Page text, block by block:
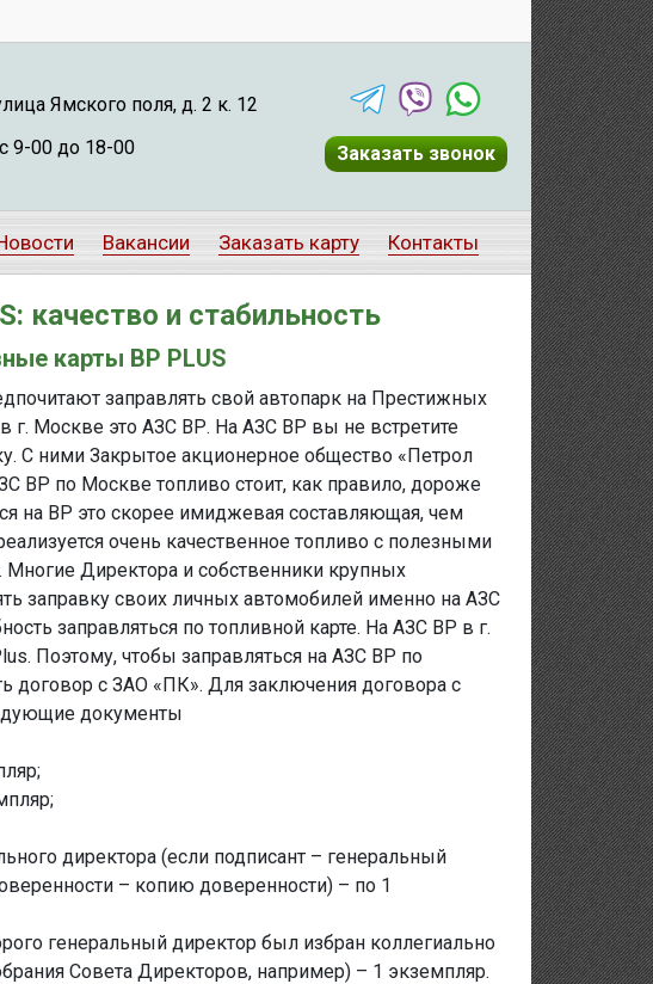
Ямского поля, д. 2 к. 12
9-00 до 18-00
Заказать звонок
Вакансии Заказать карту Контакты
качество и стабильность
карты BP PLUS
заправлять свой автопарк на Престижных
Москве это АЗС ВР. На АЗС ВР вы не встретите
С ними Закрытое акционерное общество «Петрол
ВР по Москве топливо стоит, как правило, дороже
на ВР это скорее имиджевая составляющая, чем
очень качественное топливо с полезными
Многие Директора и собственники крупных
заправку своих личных автомобилей именно на АЗС
заправляться по топливной карте. На АЗС ВР в г.
Поэтому, чтобы заправляться на АЗС ВР по
договор с ЗАО «ПК». Для заключения договора с
документы
директора (если подписант – генеральный
– копию доверенности) – по 1
генеральный директор был избран коллегиально
Совета Директоров, например) – 1 экземпляр.